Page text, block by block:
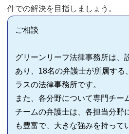
件での解決を目指しましょう。
ご相談
グリーンリーフ法律事務所は、
あり、18名の弁護士が所属する
ラスの法律事務所です。
また、各分野について専門チー
チームの弁護士は、各担当分野
も豊富で、大きな強みを持って